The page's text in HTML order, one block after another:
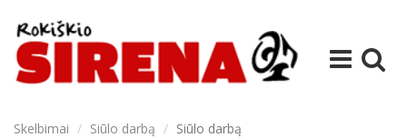
Skelbimai Siūlo darbą Siūlo darbą